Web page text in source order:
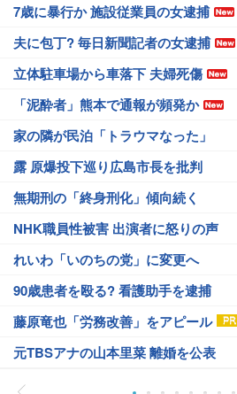
7歳に暴行か 施設従業員の女逮捕
夫に包丁? 毎日新聞記者の女逮捕
立体駐車場から車落下 夫婦死傷
「泥酔者」熊本で通報が頻発か
家の隣が民泊「トラウマなった」
露 原爆投下巡り広島市長を批判
無期刑の「終身刑化」傾向続く
NHK職員性被害 出演者に怒りの声
れいわ「いのちの党」に変更へ
90歳患者を殴る? 看護助手を逮捕
藤原竜也「労務改善」をアピール
元TBSアナの山本里菜 離婚を公表